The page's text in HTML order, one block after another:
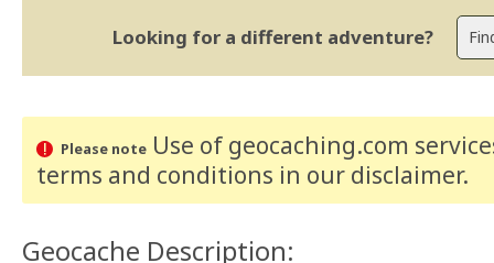
Looking for a different adventure?
Please noteUse of geocaching.com
terms and conditions in our disclaimer.
Geocache Description: